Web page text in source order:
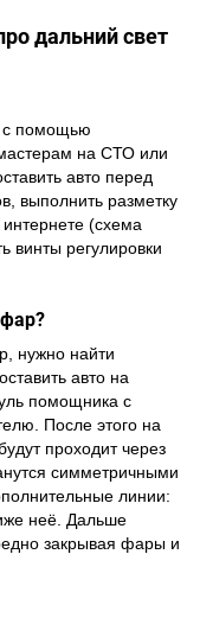
дальний свет
с помощью
на СТО или
авто перед
выполнить разметку
(схема
винты регулировки
нужно найти
авто на
помощника с
После этого на
проходит через
симметричными
линии:
неё. Дальше
закрывая фары и